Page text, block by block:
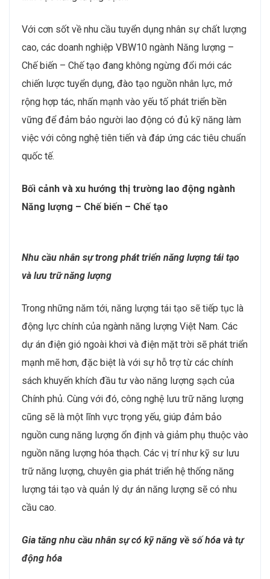
doanh nghiệp dầu khí lớn như PVN, PV GAS, PTSC
không chỉ tập trung vào các dự án khai thác và chế
biến truyền thống mà còn đẩy mạnh đầu tư vào công
nghệ xanh và năng lượng tái tạo nhằm đảm bảo mục
tiêu phát triển bền vững. Các công nghệ như trí tuệ
nhân tạo (AI), Internet vạn vật (IoT) và dữ liệu (Big
Data) đã và đang thay đổi toàn diện cách thức quản lý
và vận hành các dự án năng lượng, đặc biệt là trong
Với cơn sốt về nhu cầu tuyển dụng nhân sự chất lượng
chiến lược tuyển dụng, đào tạo nguồn nhân lực, mở
rộng hợp tác, nhấn mạnh vào yếu tố phát triển bền
việc với công nghệ tiên tiến và đáp ứng các tiêu chuẩn
quốc tế.
Bối cảnh và xu hướng thị trường lao động ngành
Năng lượng – Chế biến – Chế tạo